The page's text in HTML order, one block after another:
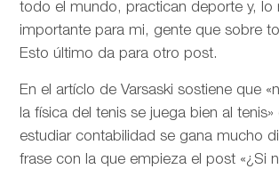
todo el mundo, practican deporte y, lo
importante para mi, gente que sobre
Esto último da para otro post.
En el artíclo deVarsaski sostiene que
la física del tenis se juega bien al
estudiar contabilidad se gana mucho
frase con la que empieza el post «¿Si